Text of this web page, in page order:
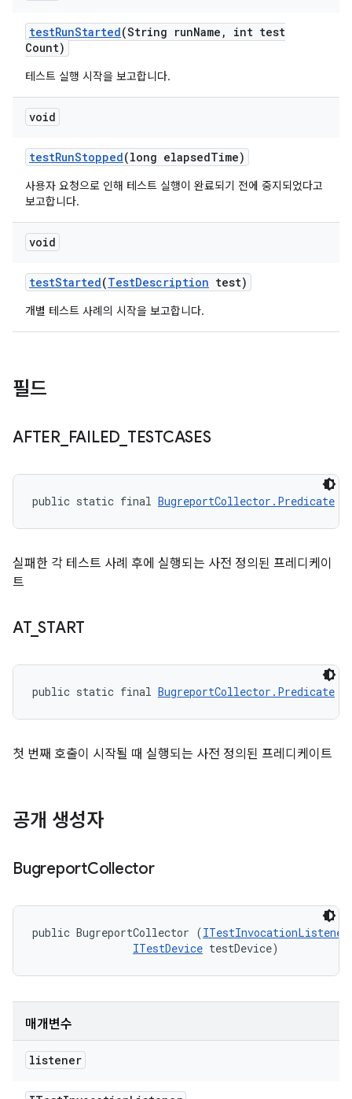
testRunStarted(String runName ,
int test
Count)
테스트 실행 시작을 보고합니다.
void
testRunStopped(long elapsedTime)
사용자 요청으로 인해 테스트 실행이 완료되기 전에 중지되었다고
보고합니다.
void
testStarted(TestDescription test)
개별 테스트 사례의 시작을 보고합니다.
필드
AFTER_ FAILED TESTCASES
public static final BugreportCollector.Predicate
실패한 각 테스트 사례 후에 실행되는 사전 정의된 프레디케이
트
AT_START
public static final BugreportCollector.Predicate
첫 번째 호출이 시작될 때 실행되는 사전 정의된 프레디케이트
공개 생성자
BugreportCollector
public BugreportCollector (ITestInvocationListener
ITestDevice testDevice)
매개변수
listener